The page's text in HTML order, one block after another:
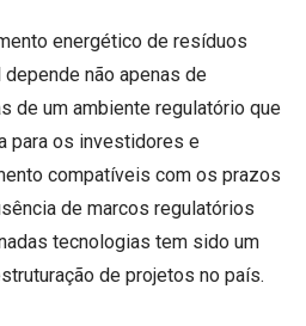
energético de resíduos
não apenas de
de um ambiente regulatório que
para os investidores e
compatíveis com os prazos
de marcos regulatórios
tecnologias tem sido um
de projetos no país.